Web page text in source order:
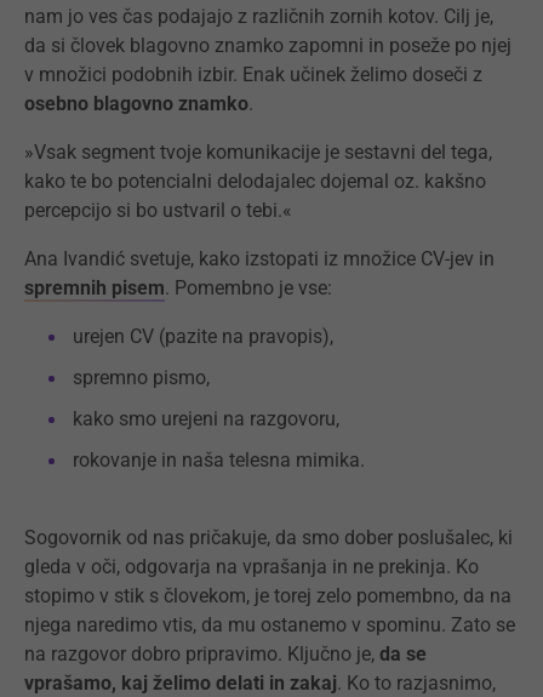
nam jo ves čas podajajo z različnih zornih kotov. Cilj je,
da si človek blagovno znamko zapomni in poseže po njej
v množici podobnih izbir. Enak učinek želimo doseči z
osebno blagovno znamko.
»Vsak segment tvoje komunikacije je sestavni del tega,
kako te bo potencialni delodajalec dojemal oz. kakšno
percepcijo si bo ustvaril o tebi.«
Ana Ivandić svetuje, kako izstopati iz množice CV-jev in
spremnih pisem. Pomembno je vse:
urejen CV (pazite na pravopis),
spremno pismo,
kako smo urejeni na razgovoru,
rokovanje in naša telesna mimika.
Sogovornik od nas pričakuje, da smo dober poslušalec, ki
gleda v oči, odgovarja na vprašanja in ne prekinja. Ko
stopimo v stik s človekom, je torej zelo pomembno, da na
njega naredimo vtis, da mu ostanemo v spominu. Zato se
na razgovor dobro pripravimo. Ključno je, da se
vprašamo, kaj želimo delati in zakaj. Ko to razjasnimo,